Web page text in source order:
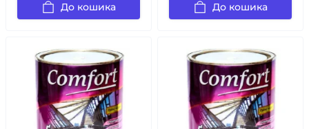
До кошика До кошика